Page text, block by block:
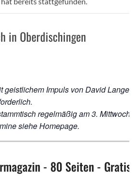
in Oberdischingen
geistlichem Impuls von David Langer;
regelmäßig am 3. Mittwoch
siehe Homepage.
- 80 Seiten - Gratis!